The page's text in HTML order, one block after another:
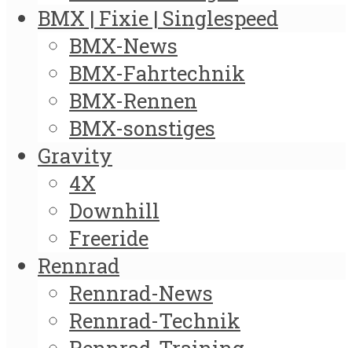
BMX | Fixie | Singlespeed
BMX-News
BMX-Fahrtechnik
BMX-Rennen
BMX-sonstiges
Gravity
4X
Downhill
Freeride
Rennrad
Rennrad-News
Rennrad-Technik